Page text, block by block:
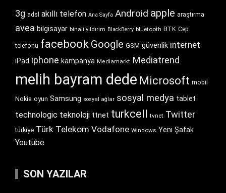
3g adsl akıllı telefon Ana Sayfa Android apple araştırma
avea bilgisayar binali yıldırım BlackBerry bluetooth BTK Cep
telefonu facebook Google GSM güvenlik internet
iPad iphone kampanya Mediamarkt Mediatrend
melih bayram dede Microsoft mobil
Nokia oyun Samsung sosyal ağlar sosyal medya tablet
technologic teknoloji ttnet turkcell tvnet Twitter
türkiye Türk Telekom Vodafone Windows Yeni Şafak
Youtube
SON YAZILAR